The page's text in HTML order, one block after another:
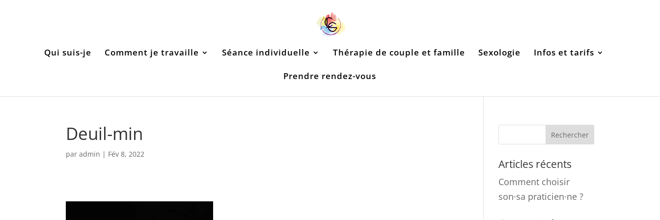
Qui suis-je Comment je travaille Séance individuelle Thérapie de couple et famille Sexologie Infos et tarifs
Prendre rendez-vous
Deuil-min
paradmin | Fév 8, 2022
Articles récents
Comment choisir
son·sa praticien·ne ?